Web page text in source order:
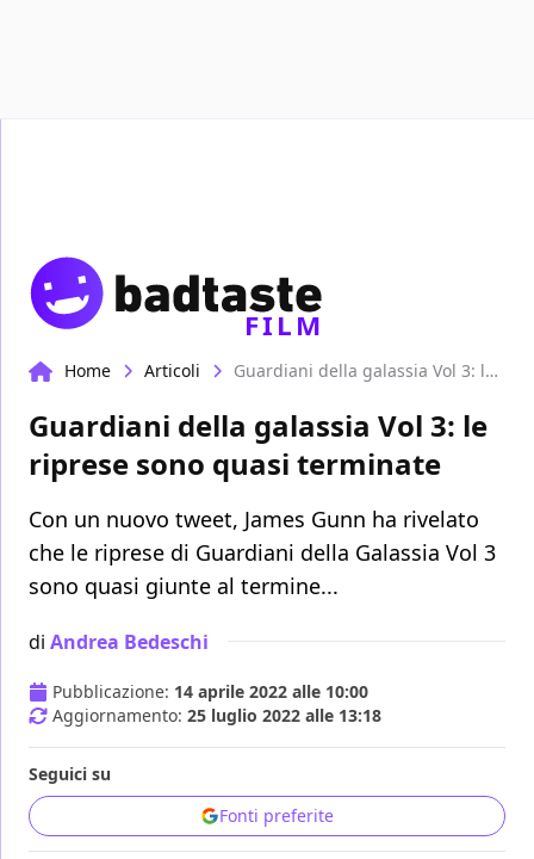
FILM
Home Articoli Guardiani della galassia Vol 3: le riprese sono quasi terminate
Guardiani della galassia Vol 3: le
riprese sono quasi terminate
Con un nuovo tweet, James Gunn ha rivelato
che le riprese di Guardiani della Galassia Vol 3
sono quasi giunte al termine...
di Andrea Bedeschi
Pubblicazione: 14 aprile 2022 alle 10:00
Aggiornamento: 25 luglio 2022 alle 13:18
Seguici su
Fonti preferite